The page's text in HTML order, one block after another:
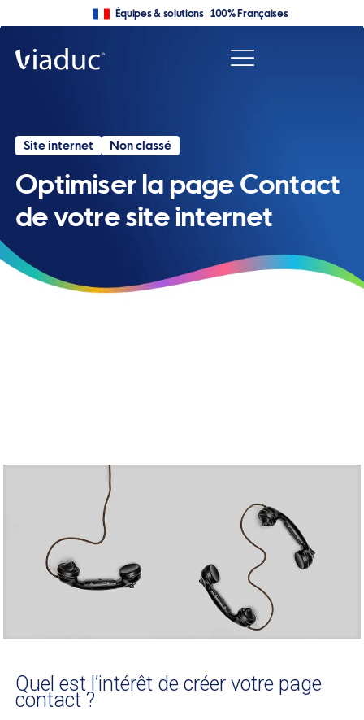
Équipes & solutions 100% Françaises
Site internet Non classé
Optimiser la page Contact
de votre site internet
Quel est l’intérêt de créer votre page
contact ?